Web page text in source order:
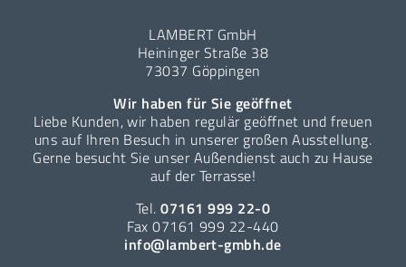
LAMBERT GmbH
Heininger Straße 38
73037 Göppingen
Wir haben für Sie geöffnet
Liebe Kunden, wir haben regulär geöffnet und freuen
uns auf Ihren Besuch in unserer großen Ausstellung.
Gerne besucht Sie unser Außendienst auch zu Hause
auf der Terrasse!
Tel.07161 999 22-0
Fax 07161 999 22-440
info@lambert-gmbh.de